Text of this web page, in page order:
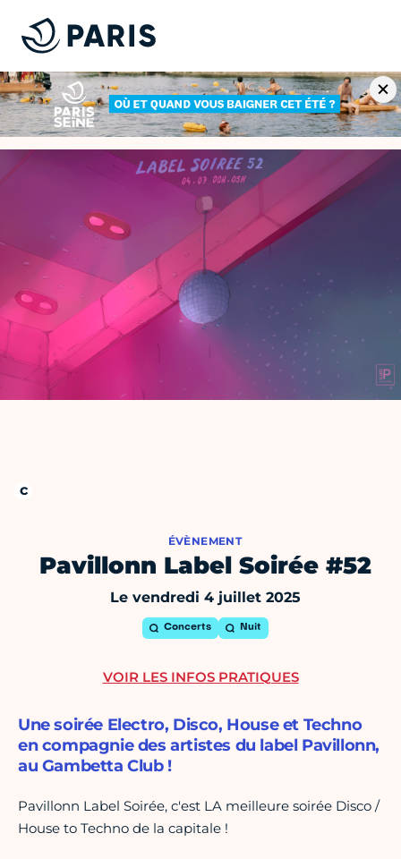
ÉVÈNEMENT
Pavillonn Label Soirée #52
Le vendredi 4 juillet 2025
Concerts Nuit
Une soirée Electro, Disco, House et Techno
en compagnie des artistes du label Pavillonn,
au Gambetta Club !
Pavillonn Label Soirée, c'est LA meilleure soirée Disco /
House to Techno de la capitale !
VOIR LES INFOS PRATIQUES